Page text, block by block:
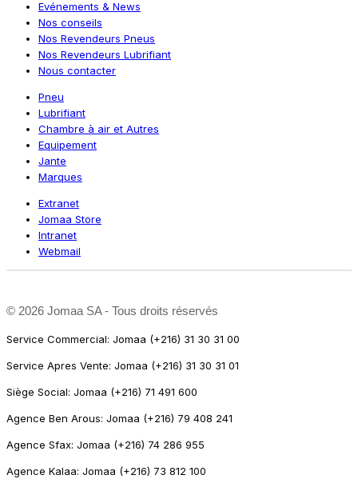
Evénements & News
Nos conseils
Nos Revendeurs Pneus
Nos Revendeurs Lubrifiant
Nous contacter
Pneu
Lubrifiant
Chambre à air et Autres
Equipement
Jante
Marques
Extranet
Jomaa Store
Intranet
Webmail
© 2026 Jomaa SA - Tous droits réservés
Service Commercial: Jomaa (+216) 31 30 31 00
Service Apres Vente: Jomaa (+216) 31 30 31 01
Siège Social: Jomaa (+216) 71 491 600
Agence Ben Arous: Jomaa (+216) 79 408 241
Agence Sfax: Jomaa (+216) 74 286 955
Agence Kalaa: Jomaa (+216) 73 812 100